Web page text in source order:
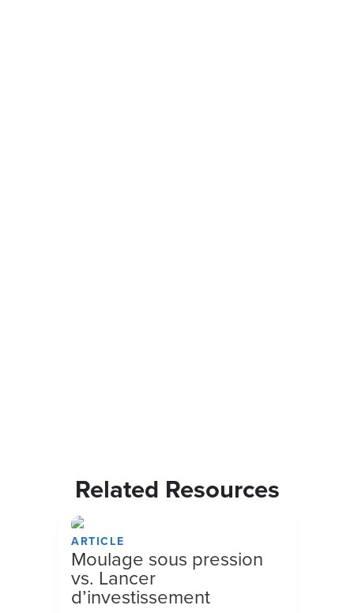
Related Resources
ARTICLE
Moulage sous pression
vs. Lancer
d’investissement